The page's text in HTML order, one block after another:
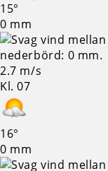
15°
0 mm
2.7 m/s
Kl. 07
16°
0 mm